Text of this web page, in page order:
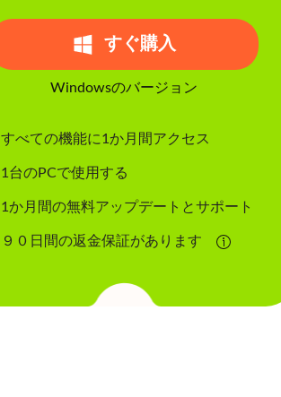
すぐ購入
Windowsのバージョン
すべての機能に1か月間アクセス
1台のPCで使用する
1か月間の無料アップデートとサポート
９０日間の返金保証があります